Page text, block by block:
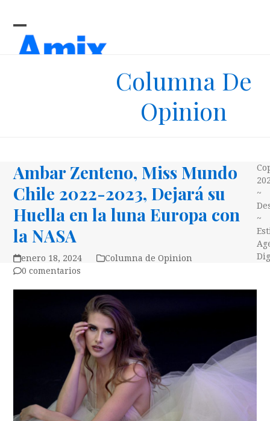
Open
mobile
Close
mobile
Columna De
Opinion
Ambar Zenteno, Miss Mundo
Chile 2022-2023, Dejará su
Huella en la luna Europa con
la NASA
enero 18, 2024
Columna de Opinion
0 comentarios
~
~